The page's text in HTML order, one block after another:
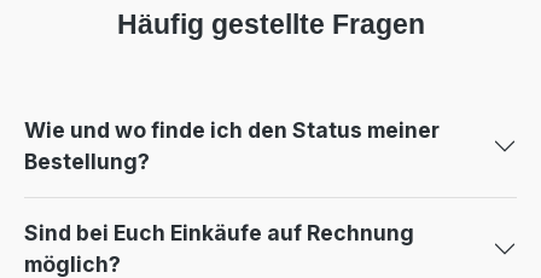
Häufig gestellte Fragen
Wie und wo finde ich den Status meiner
Bestellung?
Sind bei Euch Einkäufe auf Rechnung
möglich?